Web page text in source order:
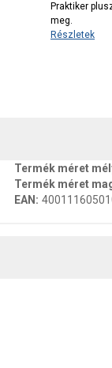
Praktiker
meg.
Részletek
Termék méret
Termék méret
EAN :